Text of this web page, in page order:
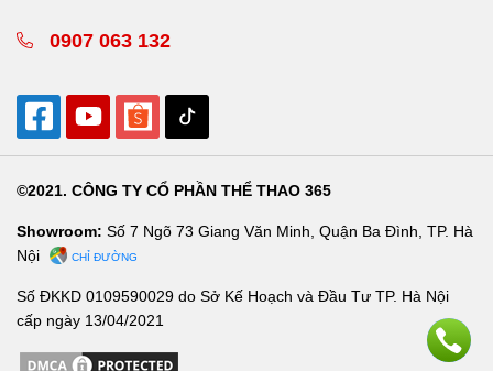
0907 063 132
©2021. CÔNG TY CỔ PHẦN THỂ THAO 365
Showroom: Số 7 Ngõ 73 Giang Văn Minh, Quận Ba Đình, TP. Hà
Nội
CHỈ ĐƯỜNG
Số ĐKKD 0109590029 do Sở Kế Hoạch và Đầu Tư TP. Hà Nội
cấp ngày 13/04/2021